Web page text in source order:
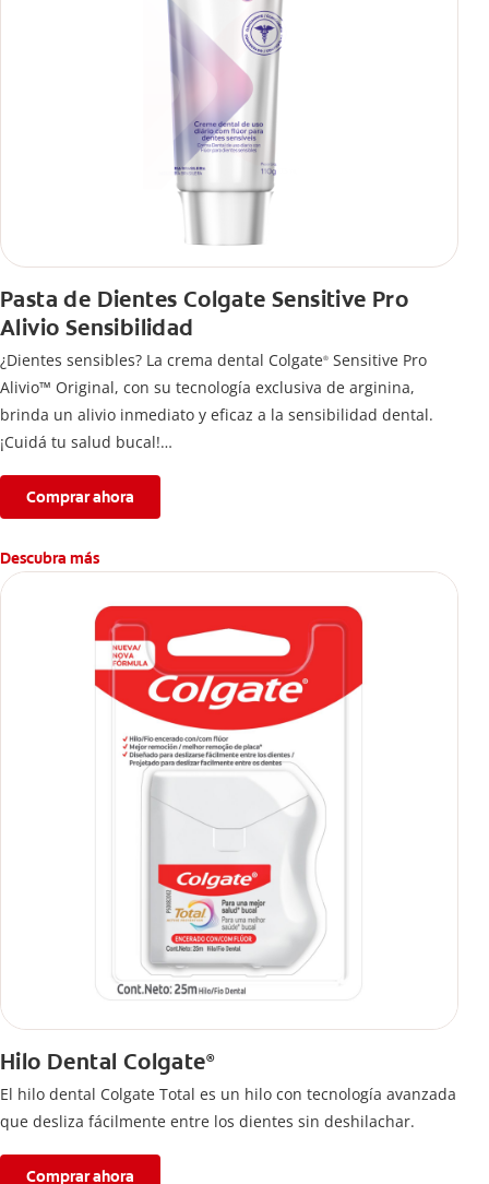
Pasta de Dientes Colgate Sensitive Pro
Alivio Sensibilidad
¿Dientes sensibles? La crema dental Colgate® Sensitive Pro
Alivio™ Original, con su tecnología exclusiva de arginina,
brinda un alivio inmediato y eficaz a la sensibilidad dental.
¡Cuidá tu salud bucal!
la crema de dientes Colgate
para un alivio instantáneo* y duradero causado por la
sensibilidad dental.
*Con aplicación directa, masajeando por un minuto en cada
diente sensible.
Comprar ahora
Descubra más
Hilo Dental Colgate®
El hilo dental Colgate Total es un hilo con tecnología avanzada
que desliza fácilmente entre los dientes sin deshilachar.
Comprar ahora